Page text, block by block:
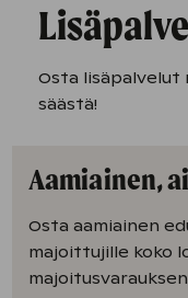
Osta lisäpalvelut
säästä!
Aamiainen,
Osta aamiainen
majoittujille koko